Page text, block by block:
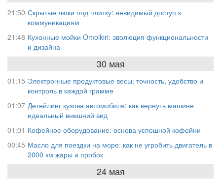
21:50 Скрытые люки под плитку: невидимый доступ к
коммуникациям
21:48 Кухонные мойки Omoikiri: эволюция функциональности
и дизайна
30 мая
01:15 Электронные продуктовые весы: точность, удобство и
контроль в каждой грамме
01:07 Детейлинг кузова автомобиля: как вернуть машине
идеальный внешний вид
01:01 Кофейное оборудование: основа успешной кофейни
00:45 Масло для поездки на море: как не угробить двигатель в
2000 км жары и пробок
24 мая